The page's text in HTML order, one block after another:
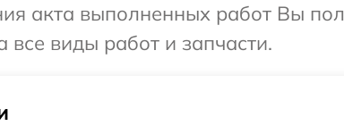
акта выполненных работ Вы
все виды работ и запчасти.